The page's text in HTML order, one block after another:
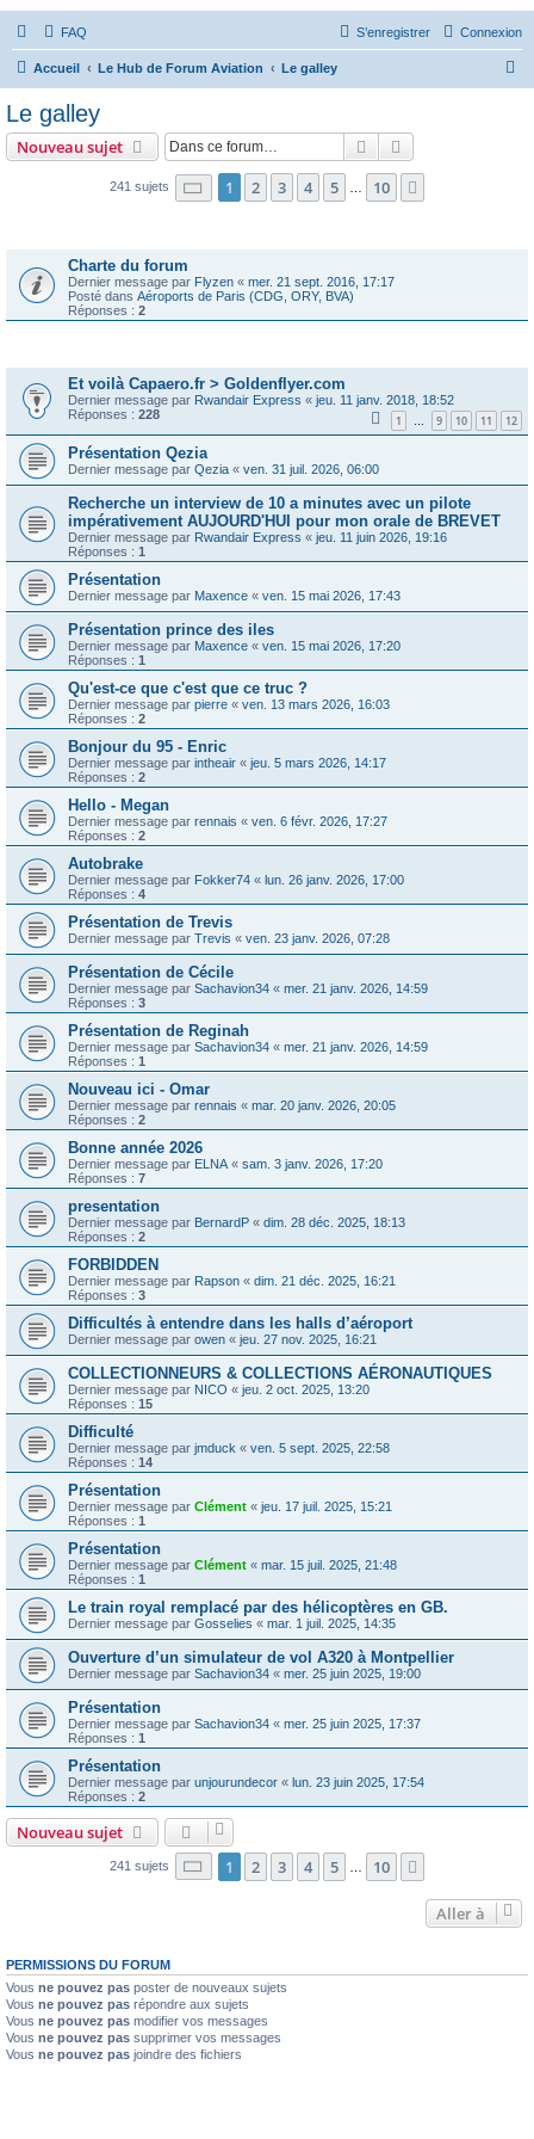
FAQ Connexion
S’enregistrer
Accueil Le Hub de Forum Aviation Le galley
r
Le galley
Nouveau sujet Rechercher
241 sujets Page 1sur10
1 2 3 4 5 10
Charte du forum
Dernier message par Flyzen « mer. 21 sept. 2016, 17:17
Posté dans Aéroports de Paris (CDG, ORY, BVA)
Réponses : 2
Et voilà Capaero.fr > Goldenflyer.com
Dernier message par Rwandair Express « jeu. 11 janv. 2018, 18:52
Réponses : 228 1 … 9 10 11 12
Présentation Qezia
Dernier message par Qezia « ven. 31 juil. 2026, 06:00
Recherche un interview de 10 a minutes avec un pilote
impérativement AUJOURD'HUI pour mon orale de BREVET
Dernier message par Rwandair Express « jeu. 11 juin 2026, 19:16
Réponses : 1
Présentation
Dernier message par Maxence « ven. 15 mai 2026, 17:43
Présentation prince des iles
Dernier message par Maxence « ven. 15 mai 2026, 17:20
Réponses : 1
Qu'est-ce que c'est que ce truc ?
Dernier message par pierre « ven. 13 mars 2026, 16:03
Réponses : 2
Bonjour du 95 - Enric
Dernier message par intheair « jeu. 5 mars 2026, 14:17
Réponses : 2
Hello - Megan
Dernier message par rennais « ven. 6 févr. 2026, 17:27
Réponses : 2
Autobrake
Dernier message par Fokker74 « lun. 26 janv. 2026, 17:00
Réponses : 4
Présentation de Trevis
Dernier message par Trevis « ven. 23 janv. 2026, 07:28
Présentation de Cécile
Dernier message par Sachavion34 « mer. 21 janv. 2026, 14:59
Réponses : 3
Présentation de Reginah
Dernier message par Sachavion34 « mer. 21 janv. 2026, 14:59
Réponses : 1
Nouveau ici - Omar
Dernier message par rennais « mar. 20 janv. 2026, 20:05
Réponses : 2
Bonne année 2026
Dernier message par ELNA « sam. 3 janv. 2026, 17:20
Réponses : 7
presentation
Dernier message par BernardP « dim. 28 déc. 2025, 18:13
Réponses : 2
FORBIDDEN
Dernier message par Rapson « dim. 21 déc. 2025, 16:21
Réponses : 3
Difficultés à entendre dans les halls d’aéroport
Dernier message par owen « jeu. 27 nov. 2025, 16:21
COLLECTIONNEURS & COLLECTIONS AÉRONAUTIQUES
Dernier message par NICO « jeu. 2 oct. 2025, 13:20
Réponses : 15
Difficulté
Dernier message par jmduck « ven. 5 sept. 2025, 22:58
Réponses : 14
Présentation
Dernier message par Clément « jeu. 17 juil. 2025, 15:21
Réponses : 1
Présentation
Dernier message par Clément « mar. 15 juil. 2025, 21:48
Réponses : 1
Le train royal remplacé par des hélicoptères en GB.
Dernier message par Gosselies « mar. 1 juil. 2025, 14:35
Ouverture d’un simulateur de vol A320 à Montpellier
Dernier message par Sachavion34 « mer. 25 juin 2025, 19:00
Présentation
Dernier message par Sachavion34 « mer. 25 juin 2025, 17:37
Réponses : 1
Présentation
Dernier message par unjourundecor « lun. 23 juin 2025, 17:54
Réponses : 2
Nouveau sujet
241 sujets Page 1sur10
1 2 3 4 5 10
Aller à
PERMISSIONS DU FORUM
Vous ne pouvez pas poster de nouveaux sujets
Vous ne pouvez pas répondre aux sujets
Vous ne pouvez pas modifier vos messages
Vous ne pouvez pas supprimer vos messages
Vous ne pouvez pas joindre des fichiers